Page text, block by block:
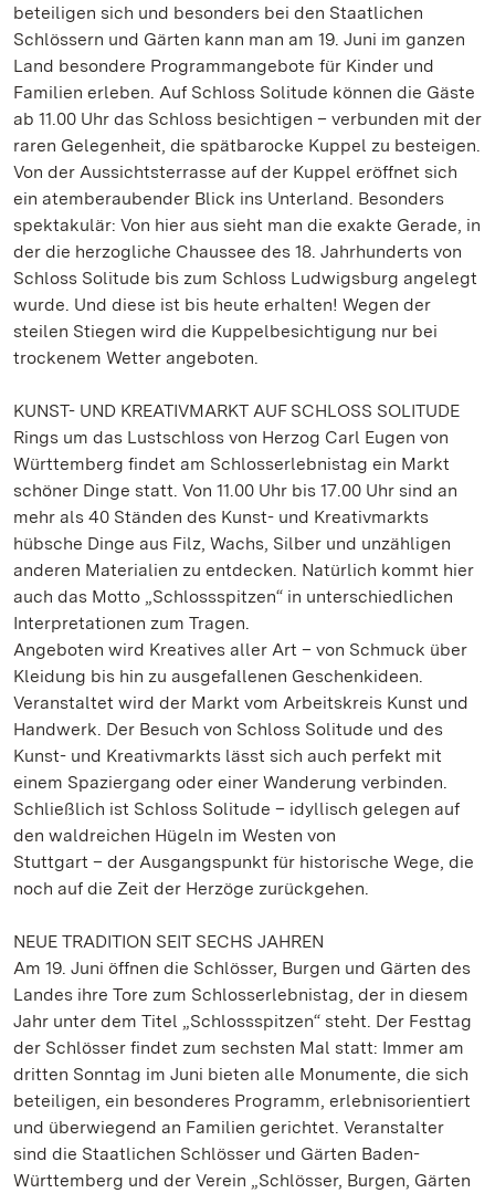
beteiligen sich und besonders bei den Staatlichen
Schlössern und Gärten kann man am 19. Juni im ganzen
Land besondere Programmangebote für Kinder und
Familien erleben. Auf Schloss Solitude können die Gäste
ab 11.00 Uhr das Schloss besichtigen – verbunden mit der
raren Gelegenheit, die spätbarocke Kuppel zu besteigen.
Von der Aussichtsterrasse auf der Kuppel eröffnet sich
ein atemberaubender Blick ins Unterland. Besonders
spektakulär: Von hier aus sieht man die exakte Gerade, in
der die herzogliche Chaussee des 18. Jahrhunderts von
Schloss Solitude bis zum Schloss Ludwigsburg angelegt
wurde. Und diese ist bis heute erhalten! Wegen der
steilen Stiegen wird die Kuppelbesichtigung nur bei
trockenem Wetter angeboten.
KUNST- UND KREATIVMARKT AUF SCHLOSS SOLITUDE
Rings um das Lustschloss von Herzog Carl Eugen von
Württemberg findet am Schlosserlebnistag ein Markt
schöner Dinge statt. Von 11.00 Uhr bis 17.00 Uhr sind an
mehr als 40 Ständen des Kunst- und Kreativmarkts
hübsche Dinge aus Filz, Wachs, Silber und unzähligen
anderen Materialien zu entdecken. Natürlich kommt hier
auch das Motto „Schlossspitzen“ in unterschiedlichen
Interpretationen zum Tragen.
Angeboten wird Kreatives aller Art – von Schmuck über
Kleidung bis hin zu ausgefallenen Geschenkideen.
Veranstaltet wird der Markt vom Arbeitskreis Kunst und
Handwerk. Der Besuch von Schloss Solitude und des
Kunst- und Kreativmarkts lässt sich auch perfekt mit
einem Spaziergang oder einer Wanderung verbinden.
Schließlich ist Schloss Solitude – idyllisch gelegen auf
den waldreichen Hügeln im Westen von
Stuttgart – der Ausgangspunkt für historische Wege, die
noch auf die Zeit der Herzöge zurückgehen.
NEUE TRADITION SEIT SECHS JAHREN
Am 19. Juni öffnen die Schlösser, Burgen und Gärten des
Landes ihre Tore zum Schlosserlebnistag, der in diesem
Jahr unter dem Titel „Schlossspitzen“ steht. Der Festtag
der Schlösser findet zum sechsten Mal statt: Immer am
dritten Sonntag im Juni bieten alle Monumente, die sich
beteiligen, ein besonderes Programm, erlebnisorientiert
und überwiegend an Familien gerichtet. Veranstalter
sind die Staatlichen Schlösser und Gärten Baden-
Württemberg und der Verein „Schlösser, Burgen, Gärten